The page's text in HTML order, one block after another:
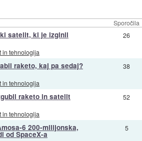
Sporočila
satelit, ki je izginil
in tehnologija
26
raketo, kaj pa sedaj?
in tehnologija
38
raketo in satelit
in tehnologija
52
6 200-milijonska,
od SpaceX-a
5